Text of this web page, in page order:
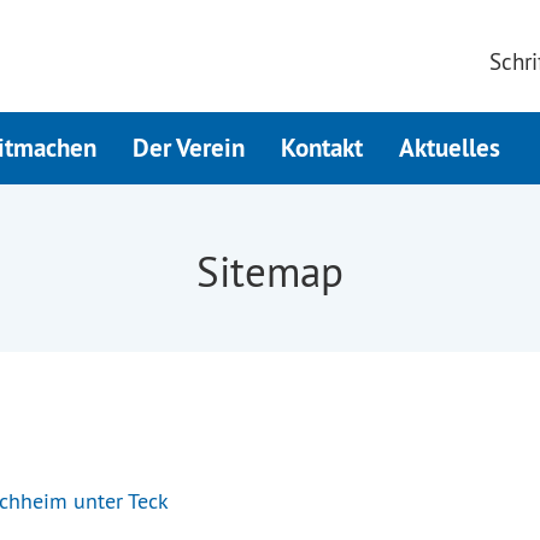
Der Verein Kontakt Aktuelles
Sitemap
unter Teck